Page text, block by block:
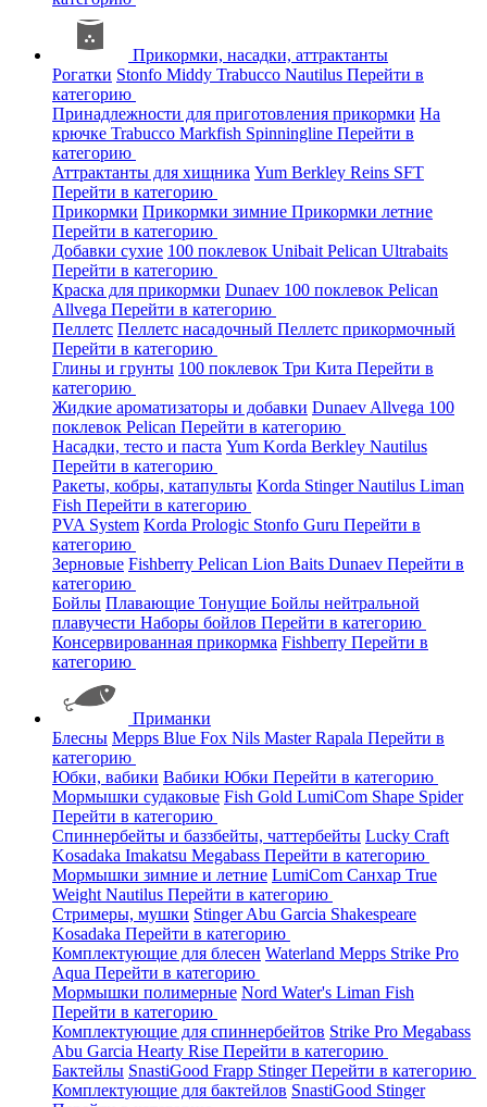
Прикормки, насадки, аттрактанты
Рогатки Stonfo Middy Trabucco Nautilus Перейти в
категорию
Принадлежности для приготовления прикормки На
крючке Trabucco Markfish Spinningline Перейти в
категорию
Аттрактанты для хищника Yum Berkley Reins SFT
Перейти в категорию
Прикормки Прикормки зимние Прикормки летние
Перейти в категорию
Добавки сухие 100 поклевок Unibait Pelican Ultrabaits
Перейти в категорию
Краска для прикормки Dunaev 100 поклевок Pelican
Allvega Перейти в категорию
Пеллетс Пеллетс насадочный Пеллетс прикормочный
Перейти в категорию
Глины и грунты 100 поклевок Три Кита Перейти в
категорию
Жидкие ароматизаторы и добавки Dunaev Allvega 100
поклевок Pelican Перейти в категорию
Насадки, тесто и паста Yum Korda Berkley Nautilus
Перейти в категорию
Ракеты, кобры, катапульты Korda StingerNautilus Liman
Fish Перейти в категорию
PVA System Korda Prologic Stonfo Guru Перейти в
категорию
Зерновые Fishberry Pelican Lion Baits Dunaev Перейти в
категорию
Бойлы Плавающие Тонущие Бойлы нейтральной
плавучести Наборы бойлов Перейти в категорию
Консервированная прикормка Fishberry Перейти в
категорию
Приманки
Блесны Mepps Blue Fox Nils MasterRapala Перейти в
категорию
Юбки, вабики Вабики Юбки Перейти в категорию
Мормышки судаковые Fish Gold LumiCom Shape Spider
Перейти в категорию
Спиннербейты и баззбейты, чаттербейты Lucky Craft
Kosadaka Imakatsu Megabass Перейти в категорию
Мормышки зимние и летние LumiCom Санхар True
Weight Nautilus Перейти в категорию
Стримеры, мушки StingerAbu Garcia Shakespeare
Kosadaka Перейти в категорию
Комплектующие для блесен Waterland Mepps Strike Pro
Aqua Перейти в категорию
Мормышки полимерные Nord Water's Liman Fish
Перейти в категорию
Комплектующие для спиннербейтов Strike Pro Megabass
Abu Garcia Hearty Rise Перейти в категорию
Бактейлы SnastiGood Frapp StingerПерейти в категорию
Комплектующие для бактейлов SnastiGood Stinger